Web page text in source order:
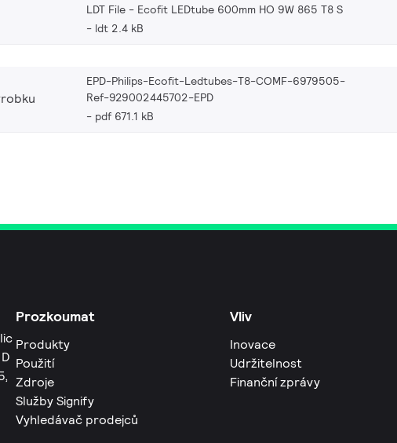
LDT File - Ecofit LEDtube 600mm HO 9W 865 T8 S
ldt 2.4 kB
EPD-Philips-Ecofit-Ledtubes-T8-COMF-6979505-
Ref-929002445702-EPD
pdf 671.1 kB
Prozkoumat
Produkty
Použití
Zdroje
Služby Signify
Vyhledávač prodejců
Vliv
Inovace
Udržitelnost
Finanční zprávy